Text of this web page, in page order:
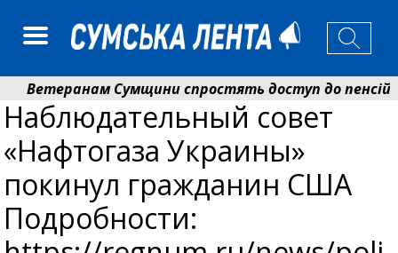
Ветеранам Сумщини спростять доступ до пенсій і
Романько розширює програму відпочинку дітей із
Наблюдательный совет
«Нафтогаза Украины»
покинул гражданин США
Подробности: